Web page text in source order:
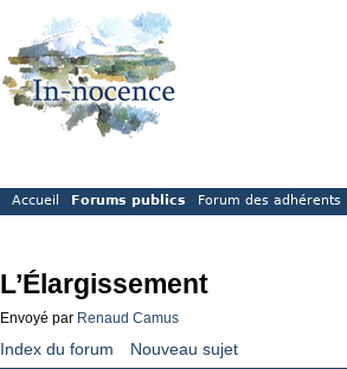
Accueil Forums publics Forum des adhérents
L’Élargissement
Envoyé par Renaud Camus
Index du forum Nouveau sujet